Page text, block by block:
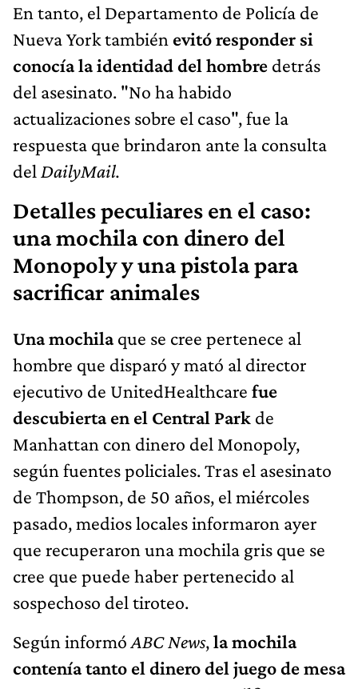
En tanto, el Departamento de Policía de
Nueva York también evitó responder si
conocía la identidad del hombre detrás
del asesinato. "No ha habido
actualizaciones sobre el caso", fue la
respuesta que brindaron ante la consulta
del DailyMail.
Detalles peculiares en el caso:
una mochila con dinero del
Monopoly y una pistola para
sacrificar animales
Una mochilaque se cree pertenece al
hombre que disparó y mató al director
ejecutivo de UnitedHealthcare fue
descubierta en el Central Park de
Manhattan con dinero del Monopoly,
según fuentes policiales. Tras el asesinato
de Thompson, de 50 años, el miércoles
pasado, medios locales informaron ayer
que recuperaron una mochila gris que se
cree que puede haber pertenecido al
sospechoso del tiroteo.
Según informó ABC News,la mochila
contenía tanto el dinero del juego de mesa